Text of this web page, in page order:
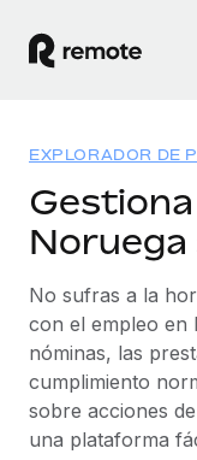
EMPLEO GLOBAL
Nómina
Gestiona las
legalidad.
Employer of
Expándete en
Soluciones
COBERTURA
Explorador
Consulta el
Explorador
Simplifica la
Recursos
HERRAMIENTAS
Consulta el
Precios
EXPLORADOR DE
Noruega
No sufras a la
con el empleo en
nóminas, las
cumplimiento
sobre acciones
una plataforma